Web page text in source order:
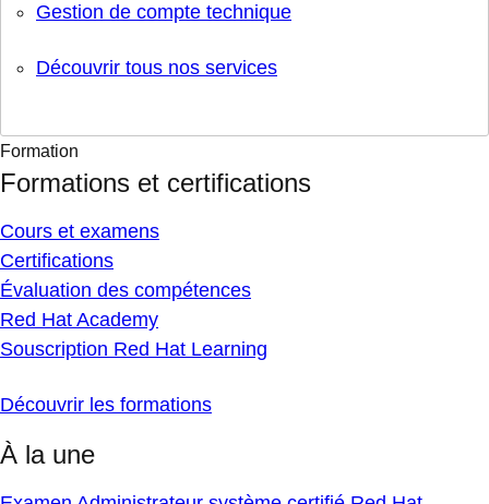
Gestion de compte technique
Découvrir tous nos services
Formation
Formations et certifications
Cours et examens
Certifications
Évaluation des compétences
Red Hat Academy
Souscription Red Hat Learning
Découvrir les formations
À la une